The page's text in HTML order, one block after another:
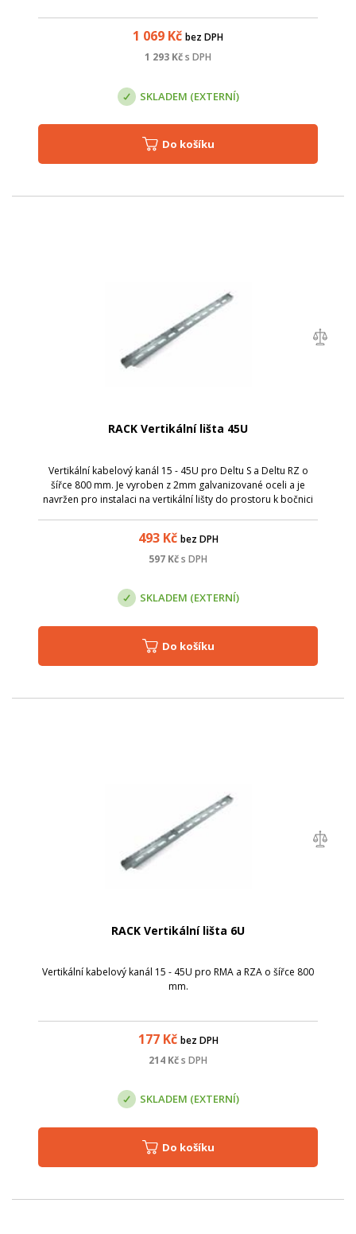
1 069 Kč bez DPH
1 293 Kčs DPH
SKLADEM (EXTERNÍ)
Do košíku
RACK Vertikální lišta 45U
Vertikální kabelový kanál 15 - 45U pro Deltu S a Deltu RZ o
šířce 800 mm. Je vyroben z 2mm galvanizované oceli a je
navržen pro instalaci na vertikální lišty do prostoru k bočnici
493Kč bez DPH
597 Kčs DPH
SKLADEM (EXTERNÍ)
Do košíku
RACK Vertikální lišta 6U
Vertikální kabelový kanál 15 - 45U pro RMA a RZA o šířce 800
mm.
177Kč bez DPH
214 Kčs DPH
SKLADEM (EXTERNÍ)
Do košíku